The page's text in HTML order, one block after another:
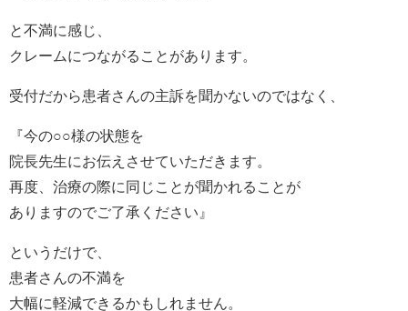
と不満に感じ、
クレームにつながることがあります。
受付だから患者さんの主訴を聞かないのではなく、
『今の○○様の状態を
院長先生にお伝えさせていただきます。
再度、治療の際に同じことが聞かれることが
ありますのでご了承ください』
というだけで、
患者さんの不満を
大幅に軽減できるかもしれません。